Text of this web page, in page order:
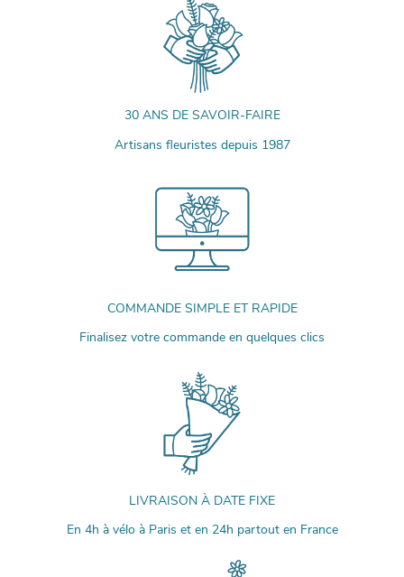
30 ANS DE SAVOIR-FAIRE
Artisans fleuristes depuis 1987
COMMANDE SIMPLE ET RAPIDE
Finalisez votre commande en quelques clics
LIVRAISON À DATE FIXE
En 4h à vélo à Paris et en 24h partout en France